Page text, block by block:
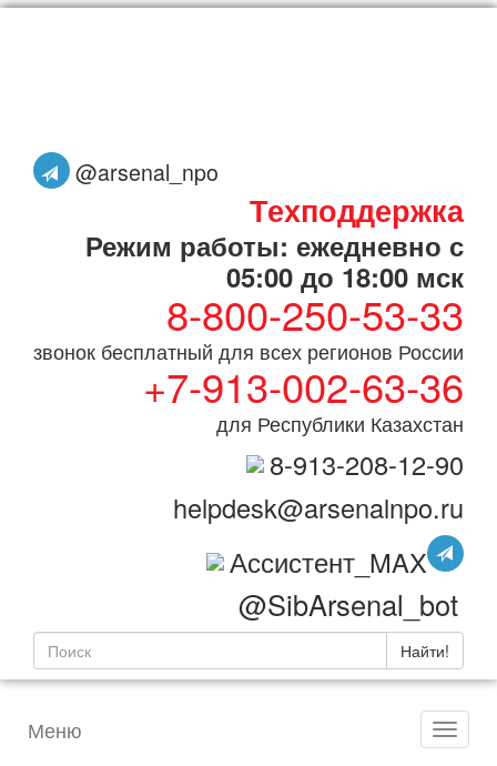
@arsenal_npo
Техподдержка
Режим работы: ежедневно с
05:00 до 18:00 мск
8-800-250-53-33
звонок бесплатный для всех регионов России
+7-913-002-63-36
для Республики Казахстан
8-913-208-12-90
helpdesk@arsenalnpo.ru
Ассистент_MAX
@SibArsenal_bot
Найти!
Меню